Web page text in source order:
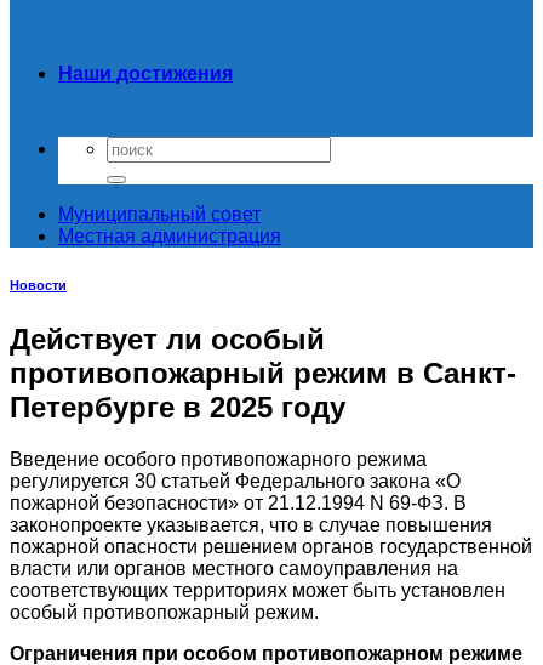
Наши достижения
Муниципальный совет
Местная администрация
Новости
Действует ли особый
противопожарный режим в Санкт-
Петербурге в 2025 году
Введение особого противопожарного режима
регулируется 30 статьей Федерального закона «О
пожарной безопасности» от 21.12.1994 N 69-ФЗ. В
законопроекте указывается, что в случае повышения
пожарной опасности решением органов государственной
власти или органов местного самоуправления на
соответствующих территориях может быть установлен
особый противопожарный режим.
Ограничения при особом противопожарном режиме